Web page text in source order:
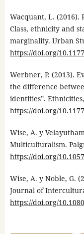
Wacquant, L.
Class, ethnicity and
marginality. Urban
https://doi.org/
Werbner, P. (2013).
the difference
identities”.
https://doi.org/
Wise, A. y
Multiculturalism.
https://doi.org/
Wise, A. y Noble, G.
Journal of
https://doi.org/